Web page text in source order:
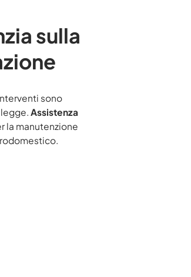
sulla
sono
Assistenza
la manutenzione